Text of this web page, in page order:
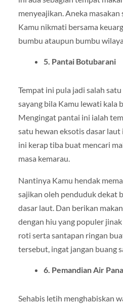
menyeajikan. Aneka
Kamu nikmati bersama
bumbu ataupun bumbu
5. Pantai Botubarani
Tempat ini pula jadi salah
sayang bila Kamu lewati kala
Mengingat pantai ini ialah
satu hewan eksotis dasar laut
ini kerap tiba buat mencari
masa kemarau.
Nantinya Kamu hendak
sajikan oleh penduduk dekat
dasar laut. Dan berikan
dengan hiu yang populer
roti serta santapan ringan
tersebut, ingat jangan buang
6. Pemandian Air
Sehabis letih menghabiskan